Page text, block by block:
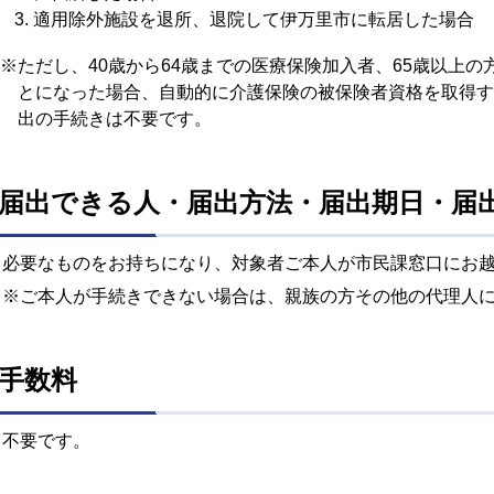
適用除外施設を退所、退院して伊万里市に転居した場合
※ただし、40歳から64歳までの医療保険加入者、65歳以上の
とになった場合、自動的に介護保険の被保険者資格を取得
出の手続きは不要です。
出できる人・届出方法・届出期日・届
必要なものをお持ちになり、対象者ご本人が市民課窓口にお
※ご本人が手続きできない場合は、親族の方その他の代理人
数料
不要です。